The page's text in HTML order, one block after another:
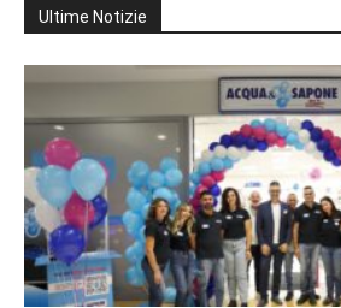
Ultime Notizie